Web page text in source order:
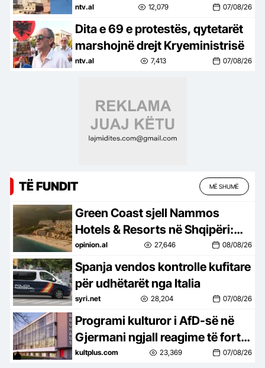
i riu humb jetën tragjikisht
ntv.al 12,079 07/08/26
Dita e 69 e protestës, qytetarët
marshojnë drejt Kryeministrisë
ntv.al 7,413 07/08/26
TË FUNDIT MË SHUMË
Green Coast sjell Nammos
Hotels & Resorts në Shqipëri:
Destinacion i ri lifestyle
opinion.al 27,646 08/08/26
Spanja vendos kontrolle kufitare
për udhëtarët nga Italia
syri.net 28,204 07/08/26
Programi kulturor i AfD-së në
Gjermani ngjall reagime të forta
në botën e artit
kultplus.com 23,369 07/08/26